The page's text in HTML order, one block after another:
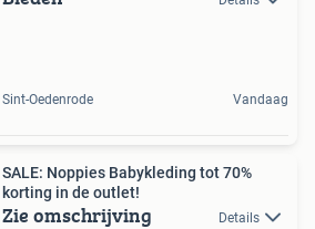
Sint-Oedenrode Vandaag
SALE: Noppies Babykleding tot 70%
korting in de outlet!
Zie omschrijving Details